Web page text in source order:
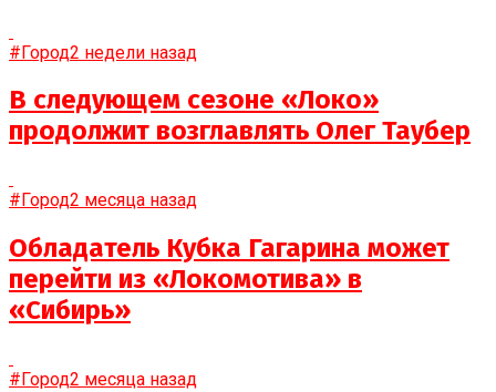
#Город2 недели назад
В следующем сезоне «Локо»
продолжит возглавлять Олег Таубер
#Город2 месяца назад
Обладатель Кубка Гагарина может
перейти из «Локомотива» в
«Сибирь»
#Город2 месяца назад